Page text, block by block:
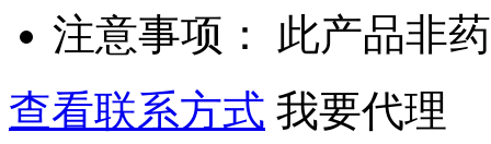
注意事项： 此产品非
查看联系方式 我要代理